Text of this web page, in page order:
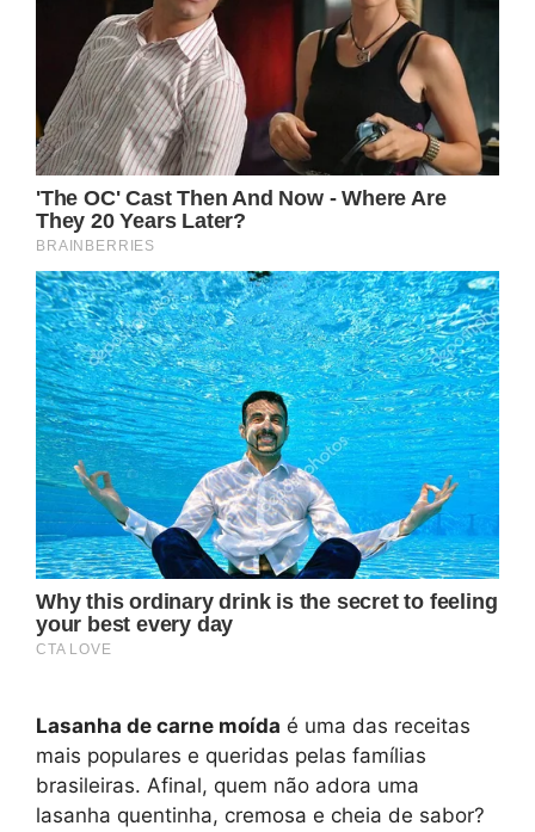
Lasanha de carne moída é uma das receitas
mais populares e queridas pelas famílias
brasileiras. Afinal, quem não adora uma
lasanha quentinha, cremosa e cheia de sabor?